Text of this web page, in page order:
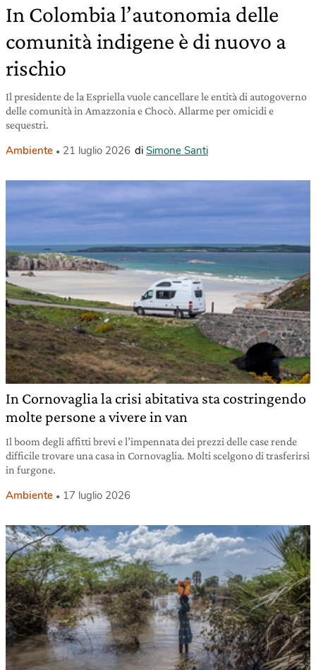
In Colombia l’autonomia delle
comunità indigene è di nuovo a
rischio
Il presidente de la Espriella vuole cancellare le entità di autogoverno
delle comunità in Amazzonia e Chocò. Allarme per omicidi e
sequestri.
Ambiente 21 luglio 2026 di Simone Santi
In Cornovaglia la crisi abitativa sta costringendo
molte persone a vivere in van
Il boom degli affitti brevi e l’impennata dei prezzi delle case rende
difficile trovare una casa in Cornovaglia. Molti scelgono di trasferirsi
in furgone.
Ambiente 17 luglio 2026